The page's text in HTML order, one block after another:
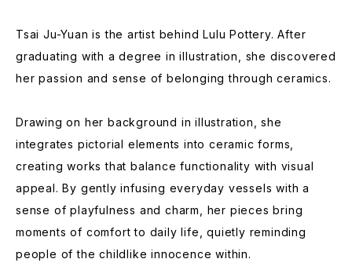
Tsai Ju-Yuan is the artist behind Lulu Pottery. After
graduating with a degree in illustration, she discovered
her passion and sense of belonging through ceramics.
Drawing on her background in illustration, she
integrates pictorial elements into ceramic forms,
creating works that balance functionality with visual
appeal. By gently infusing everyday vessels with a
sense of playfulness and charm, her pieces bring
moments of comfort to daily life, quietly reminding
people of the childlike innocence within.